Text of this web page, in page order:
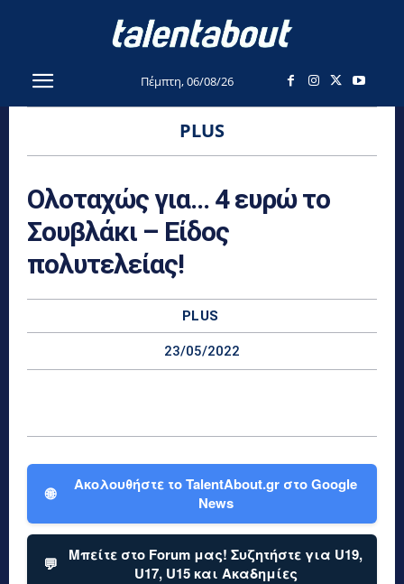
Πέμπτη, 06/08/26
PLUS
Ολοταχώς για… 4 ευρώ το
Σουβλάκι – Είδος
πολυτελείας!
PLUS
23/05/2022
🌐
Ακολουθήστε το TalentAbout.gr στο Google
News
💬
Μπείτε στο Forum μας! Συζητήστε για U19,
U17, U15 και Ακαδημίες